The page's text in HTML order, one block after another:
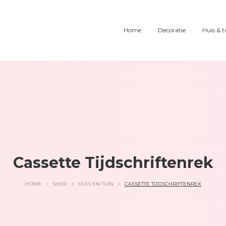
Home Decoratie Huis &
Cassette Tijdschriftenrek
HOME > SHOP > HUIS EN TUIN > CASSETTE TIJDSCHRIFTENREK